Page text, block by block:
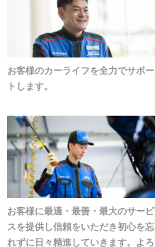
お客様のカーライフを全力でサポー
トします。
お客様に最適・最善・最大のサービ
スを提供し信頼をいただき初心を忘
れずに日々精進していきます。よろ